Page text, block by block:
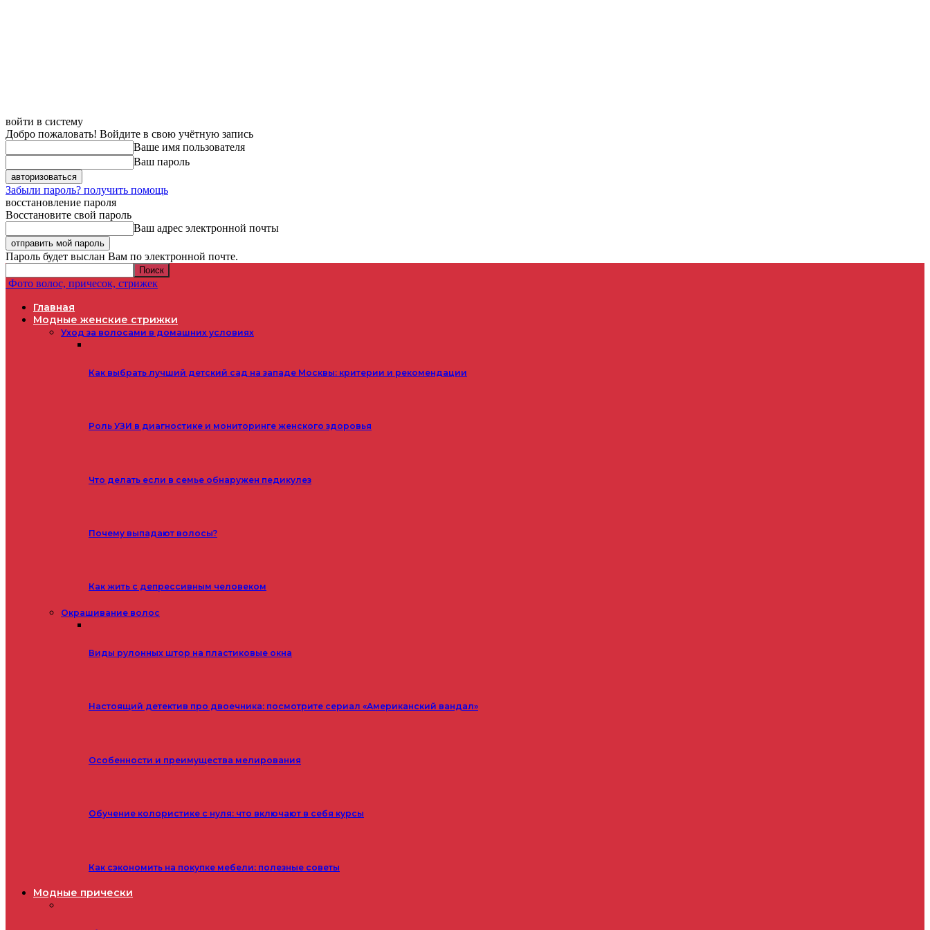
войти в систему
Добро пожаловать! Войдите в свою учётную запись
Ваше имя пользователя
Ваш пароль
Забыли пароль? получить помощь
восстановление пароля
Восстановите свой пароль
Ваш адрес электронной почты
Пароль будет выслан Вам по электронной почте.
Фото волос, причесок, стрижек
Главная
Модные женские стрижки
Уход за волосами в домашних условиях
Как выбрать лучший детский сад на западе Москвы: критерии и рекомендации
Роль УЗИ в диагностике и мониторинге женского здоровья
Что делать если в семье обнаружен педикулез
Почему выпадают волосы?
Как жить с депрессивным человеком
Окрашивание волос
Виды рулонных штор на пластиковые окна
Настоящий детектив про двоечника: посмотрите сериал «Американский вандал»
Особенности и преимущества мелирования
Обучение колористике с нуля: что включают в себя курсы
Как сэкономить на покупке мебели: полезные советы
Модные прически